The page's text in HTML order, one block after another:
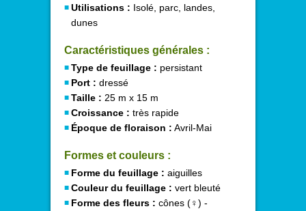
Utilisations : Isolé, parc, landes,
dunes
Caractéristiques générales :
Type de feuillage : persistant
Port : dressé
Taille : 25 m x 15 m
Croissance : très rapide
Époque de floraison : Avril-Mai
Formes et couleurs :
Forme du feuillage : aiguilles
Couleur du feuillage : vert bleuté
Forme des fleurs : cônes (♀) -